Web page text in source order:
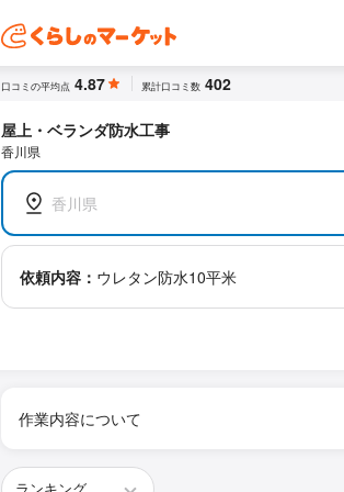
口コミの平均点 4.87 累計口コミ数 402
屋上・ベランダ防水工事
香川県
香川県
依頼内容： ウレタン防水10平米
作業内容について